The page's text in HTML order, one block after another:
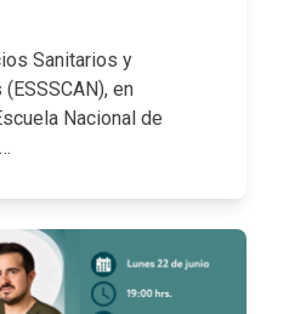
Sanitarios y
en
Nacional de